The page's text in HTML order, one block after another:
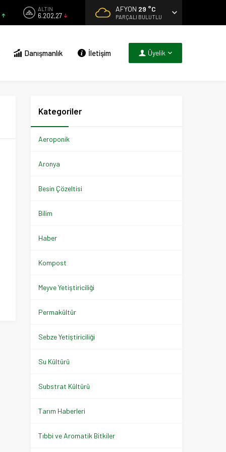
ALTIN
6.202,27
AFYON 29 °C
PARÇALI BULUTLU
Danışmanlık İletişim Üyelik
Kategoriler
Aeroponik
Aronya
Besin Çözeltisi
Bilim
Haber
Kompost
Meyve Yetiştiriciliği
Permakültür
Sebze Yetiştiriciliği
Su Kültürü
Substrat Kültürü
Tarım Haberleri
Tıbbi ve Aromatik Bitkiler